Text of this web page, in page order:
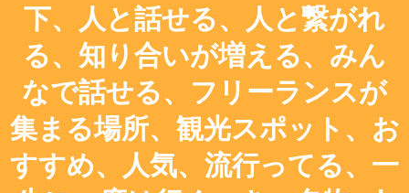
下、人と話せる、人と繋がれ
る、知り合いが増える、みん
なで話せる、フリーランスが
集まる場所、観光スポット、お
すすめ、人気、流行ってる、一